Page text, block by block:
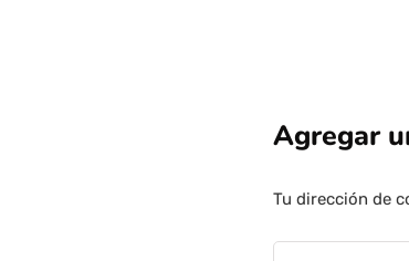
Agregar
Tu dirección de